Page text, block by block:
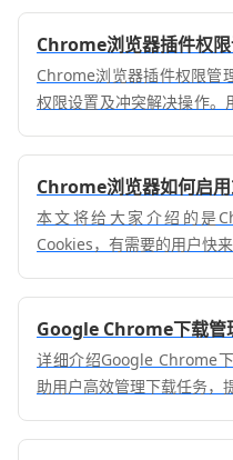
Chrome浏览器插件权
Chrome浏览器插件权限管
权限设置及冲突解决操作。
Chrome浏览器如何启
本文将给大家介绍的是
Cookies，有需要的用户快
Google Chrome下载管
详细介绍Google Chrome
助用户高效管理下载任务，